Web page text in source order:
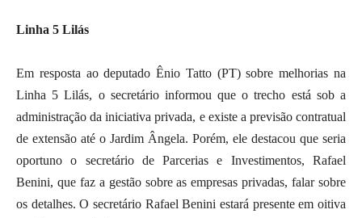
Linha 5 Lilás
Em resposta ao deputado Ênio Tatto (PT) sobre melhorias na
Linha 5 Lilás, o secretário informou que o trecho está sob a
administração da iniciativa privada, e existe a previsão contratual
de extensão até o Jardim Ângela. Porém, ele destacou que seria
oportuno o secretário de Parcerias e Investimentos, Rafael
Benini, que faz a gestão sobre as empresas privadas, falar sobre
os detalhes. O secretário Rafael Benini estará presente em oitiva